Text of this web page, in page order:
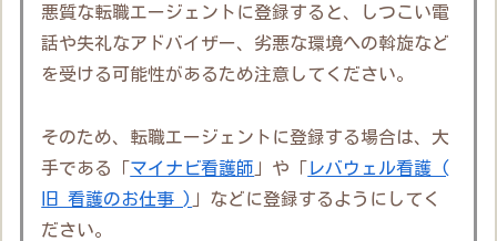
悪質な転職エージェントに登録すると、しつこい電
話や失礼なアドバイザー、劣悪な環境への斡旋など
を受ける可能性があるため注意してください。
そのため、転職エージェントに登録する場合は、大
手である「 マイナビ看護師 」や「
レバウェル看護 (
旧 看護のお仕事 ) 」などに登録するようにしてく
ださい。